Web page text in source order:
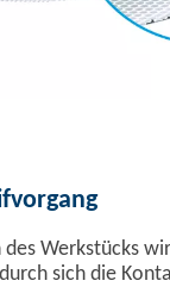
des Werkstücks
sich die